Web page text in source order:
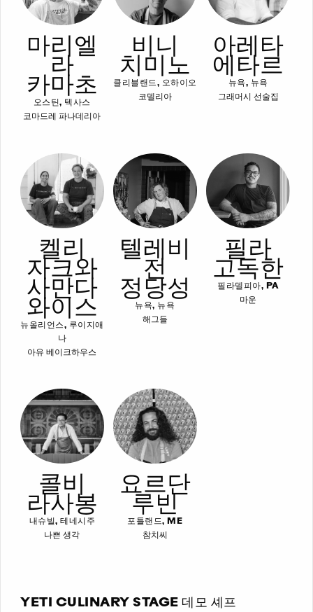
마리엘
라
카마초
오스틴, 텍사스
코마드레 파나데리아
비니
치미노
클리블랜드, 오하이오
코델리아
아레타
에타르
뉴욕, 뉴욕
그래머시 선술집
켈리
자크와
사만다
와이스
뉴올리언스, 루이지애
나
아유 베이크하우스
텔레비
전
정당성
뉴욕, 뉴욕
해그들
필라
고독한
필라델피아, PA
마운
콜비
라사봉
내슈빌, 테네시주
나쁜 생각
요르단
루빈
포틀랜드, ME
참치씨
YETI CULINARY STAGE 데모 셰프